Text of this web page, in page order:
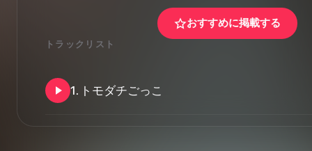
おすすめに掲載する
トラックリスト
1. トモダチごっこ